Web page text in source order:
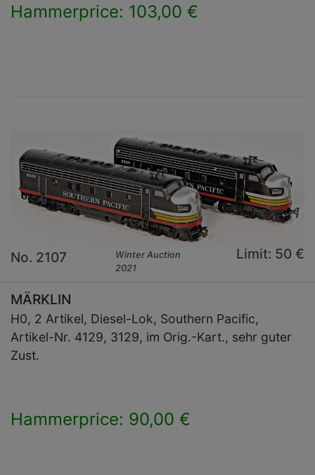
Hammerprice: 103,00 €
No. 2107
Winter Auction
2021
Limit: 50 €
MÄRKLIN
H0, 2 Artikel, Diesel-Lok, Southern Pacific,
Artikel-Nr. 4129, 3129, im Orig.-Kart., sehr guter
Zust.
Hammerprice: 90,00 €